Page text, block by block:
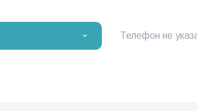
Телефон не